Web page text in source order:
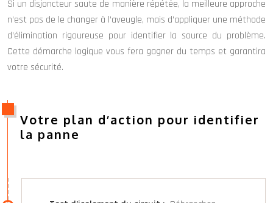
Si un disjoncteur saute de manière répétée, la meilleure approche
n’est pas de le changer à l’aveugle, mais d’appliquer une méthode
d’élimination rigoureuse pour identifier la source du problème.
Cette démarche logique vous fera gagner du temps et garantira
votre sécurité.
Votre plan d’action pour identifier
la panne